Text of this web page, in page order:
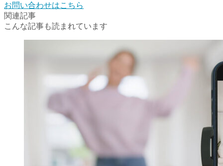
お問い合わせはこちら
関連記事
こんな記事も読まれています